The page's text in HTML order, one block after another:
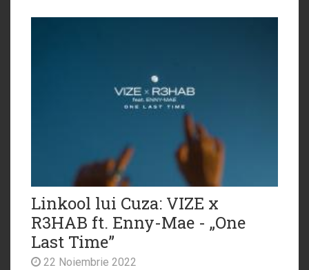
Linkool lui Cuza: VIZE x
R3HAB ft. Enny-Mae - „One
Last Time”
22 Noiembrie 2022